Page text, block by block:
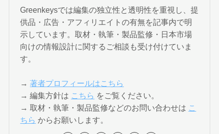
Greenkeysでは編集の独立性と透明性を重視し、提
供品・広告・アフィリエイトの有無を記事内で明
示しています。取材・執筆・製品監修・日本市場
向けの情報設計に関するご相談も受け付けていま
す。
→著者プロフィールはこちら
→ 編集方針は こちら をご覧ください。
→ 取材・執筆・製品監修などのお問い合わせは こ
ちら からお願いします。